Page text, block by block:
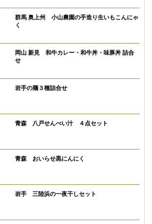
群馬 奥上州 小山農園の手造り生いもこんにゃ
く
岡山 新見 和牛カレー・和牛丼・味豚丼 詰合
せ
岩手の麺３種詰合せ
青森 八戸せんべい汁 ４点セット
青森 おいらせ黒にんにく
岩手 三陸浜の一夜干しセット